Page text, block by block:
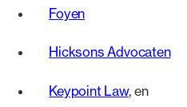
Foyen
Hicksons Advocaten
Keypoint Law, en